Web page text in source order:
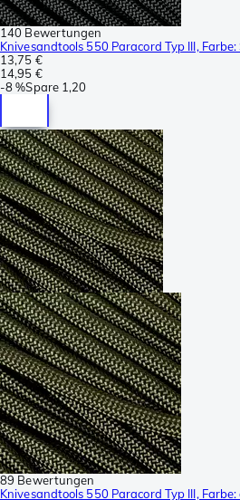
140 Bewertungen
Knivesandtools 550 Paracord Typ III,
13,75 €
14,95 €
-8 %Spare 1,20
89 Bewertungen
Knivesandtools 550 Paracord Typ III,